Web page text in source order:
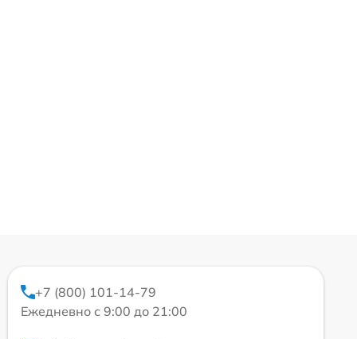
+7 (800) 101-14-79
Ежедневно с 9:00 до 21:00